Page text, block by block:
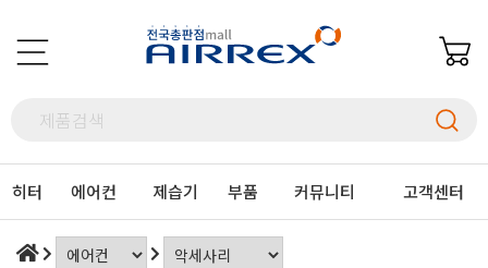
히터 에어컨 제습기 부품 커뮤니티 고객센터